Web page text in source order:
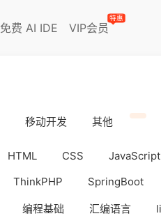
免费 AI IDE VIP会员
特惠
移动开发 其他
HTML CSS JavaScript
ThinkPHP SpringBoot
编程基础 汇编语言